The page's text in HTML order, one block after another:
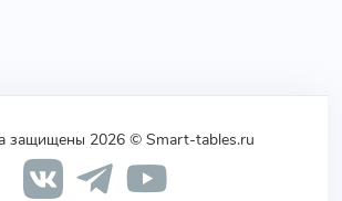
защищены 2026 © Smart-tables.ru